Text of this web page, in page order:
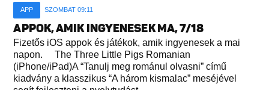
APP SZOMBAT 09:11
APPOK, AMIK INGYENESEK MA, 7/18
Fizetős iOS appok és játékok, amik ingyenesek a mai
napon. The Three Little Pigs Romanian
(iPhone/iPad)A “Tanulj meg románul olvasni” című
kiadvány a klasszikus “A három kismalac” meséjével